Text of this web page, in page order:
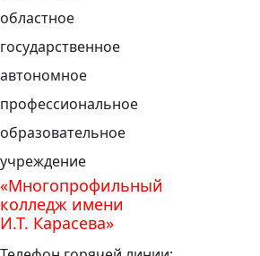
областное
государственное
автономное
профессиональное
образовательное
учреждение
«Многопрофильный
колледж имени
И.Т. Карасева»